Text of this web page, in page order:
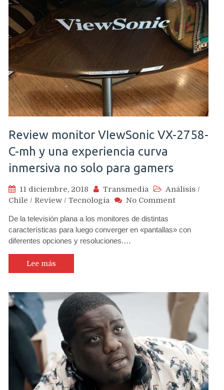
Review monitor VIewSonic VX-2758-
C-mh y una experiencia curva
inmersiva no solo para gamers
11 diciembre, 2018 Transmedia Análisis /
Chile / Review / Tecnología No Commenton
VIewSonic
una
experiencia
curva
inmersiva
solo
para
gamers
De la televisión plana a los monitores de distintas
características para luego converger en «pantallas» con
diferentes opciones y resoluciones.…
Lee más